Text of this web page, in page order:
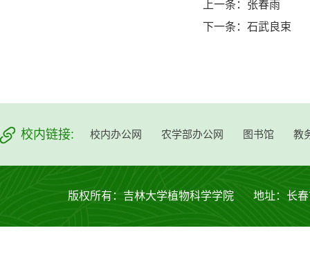
上一条： 张春雨
下一条： 石武良束
校内链接: 校内办公网 农学部办公网 图书馆 教
版权所有：吉林大学植物科学学院 地址：长